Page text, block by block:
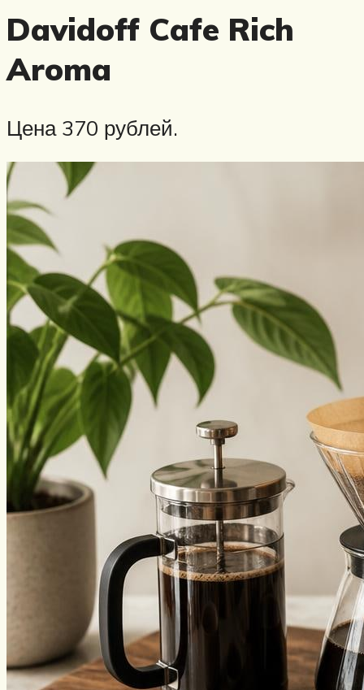
Davidoff Cafe Rich
Aroma
Цена 370 рублей.